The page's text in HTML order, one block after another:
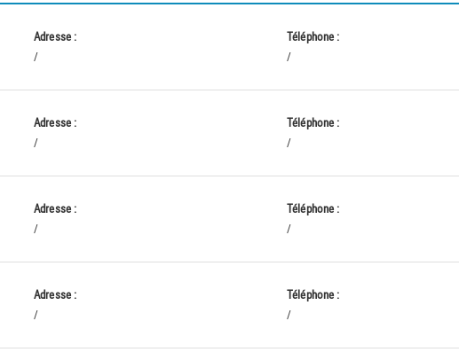
Adresse :
/
Téléphone :
/
Adresse :
/
Téléphone :
/
Adresse :
/
Téléphone :
/
Adresse :
/
Téléphone :
/